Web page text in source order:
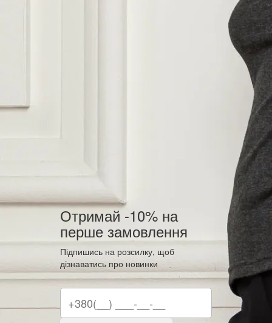
Отримай -10% на
перше замовлення
Підпишись на розсилку, щоб
дізнаватись про новинки